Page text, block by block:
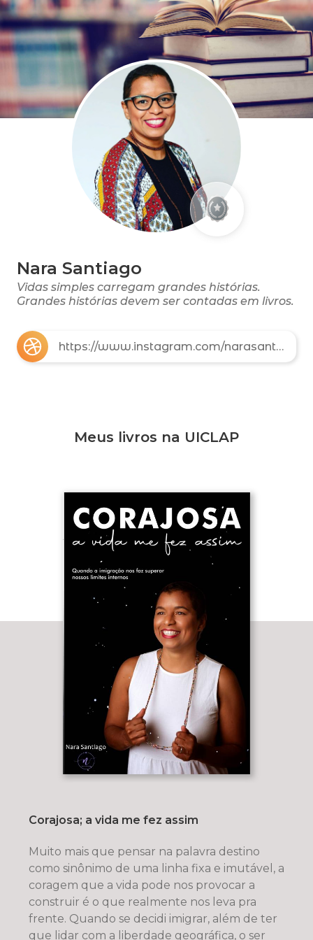
Nara Santiago
Vidas simples carregam grandes histórias.
Grandes histórias devem ser contadas em livros.
https://www.instagram.com/narasantiago.psi/
Meus livros na UICLAP
Corajosa; a vida me fez assim
Muito mais que pensar na palavra destino
como sinônimo de uma linha fixa e imutável, a
coragem que a vida pode nos provocar a
construir é o que realmente nos leva pra
frente. Quando se decidi imigrar, além de ter
que lidar com a liberdade geográfica, o ser